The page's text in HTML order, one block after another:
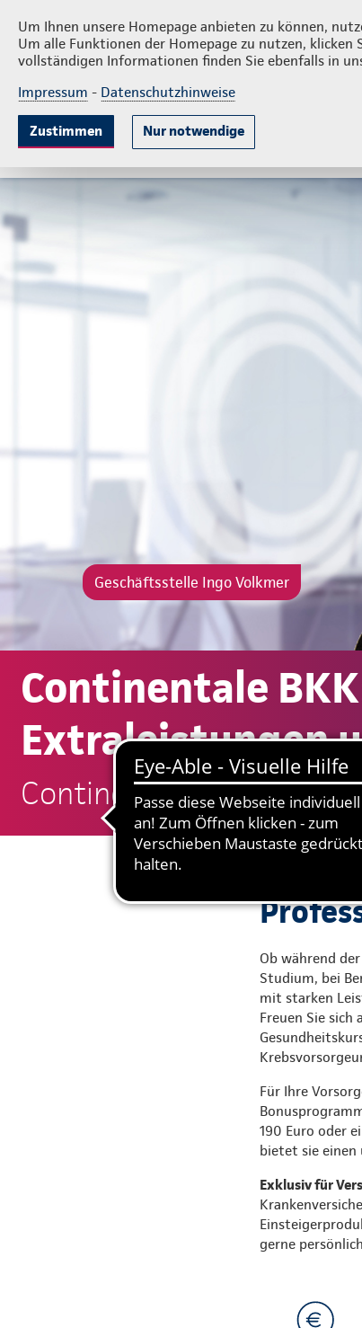
Um Ihnen unsere Homepage anbieten zu können,
Um alle Funktionen der Homepage zu nutzen, klicken
vollständigen Informationen finden Sie ebenfalls in
Impressum - Datenschutzhinweise
Zustimmen Nur notwendige
Ingo Volkmer Privatkunden
KrankenversicherungLebensversicherung
Geschäftsstelle Ingo Volkmer
Continentale
Extraleistungen
Continentale: Ingo
Die
Ob während
Studium, bei
mit starken
Freuen Sie
Für Ihre
190 Euro oder
bietet sie einen
Exklusiv für
gerne persönlich.